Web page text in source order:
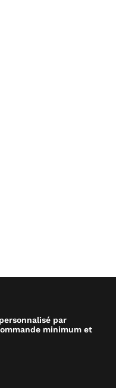
par
minimum et